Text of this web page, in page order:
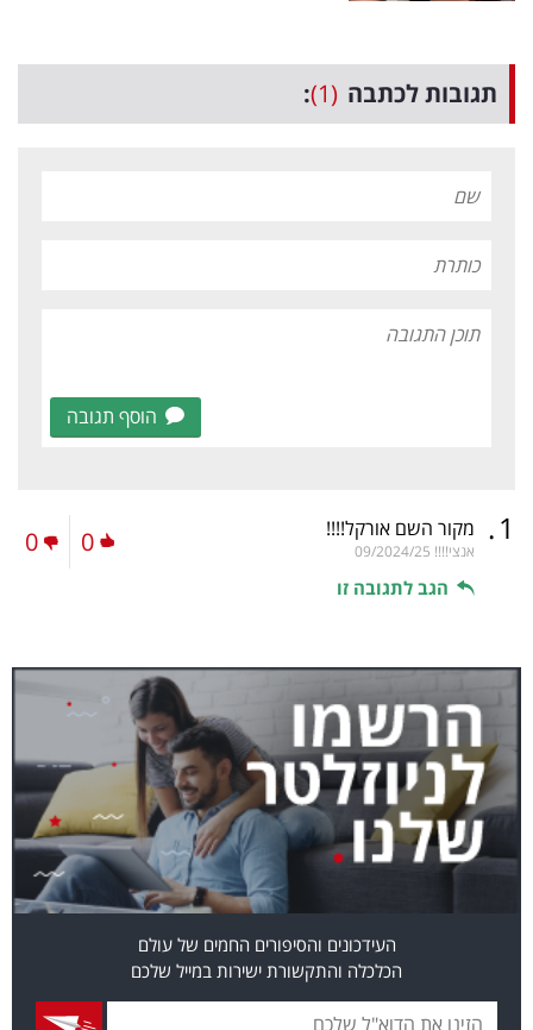
תגובות לכתבה (1)
:
הוסף תגובה
1
. מקור השם אורקל!!!!
אנצי!!!! 09/2024/25
הגב לתגובה זו
0
0
העידכונים והסיפורים החמים של עולם
הכלכלה והתקשורת ישירות במייל שלכם